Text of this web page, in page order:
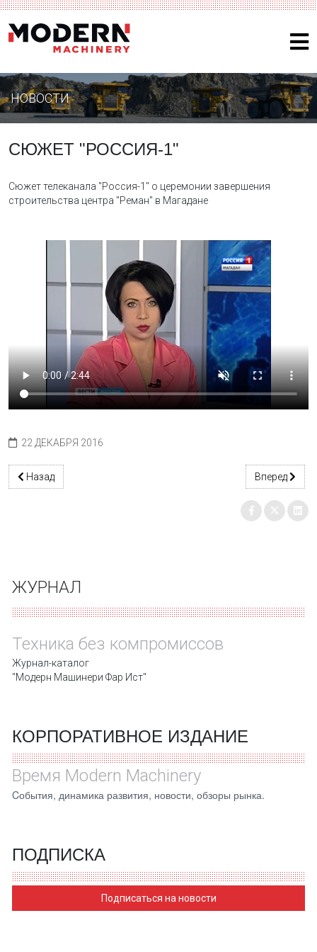
НОВОСТИ
СЮЖЕТ "РОССИЯ-1"
Сюжет телеканала "Россия-1" о церемонии завершения
строительства центра "Реман" в Магадане
22 ДЕКАБРЯ 2016
Предыдущий: ВКЛАД В РАЗВИТИЕ
Назад Вперед
ЖУРНАЛ
Техника без компромиссов
Журнал-каталог
"Модерн Машинери Фар Ист"
КОРПОРАТИВНОЕ ИЗДАНИЕ
Время Modern Machinery
Cобытия, динамика развития, новости, обзоры рынка.
ПОДПИСКА
Подписаться на новости